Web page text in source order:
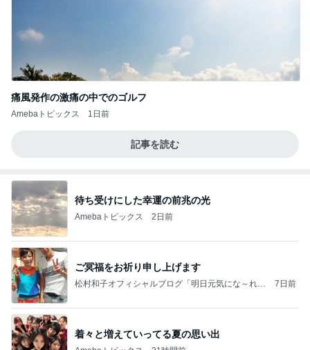
痛風発作の激痛の中でのゴルフ
Amebaトピックス 1日前
記事を読む
待ち受けにした幸運の前兆の光
Amebaトピックス 2日前
ご冥福をお祈り申し上げます
松村和子オフィシャルブログ「明日元気にな～れ」
7日前
着々と増えていってる夏の思い出